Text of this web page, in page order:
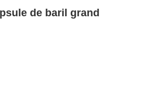
de baril grand